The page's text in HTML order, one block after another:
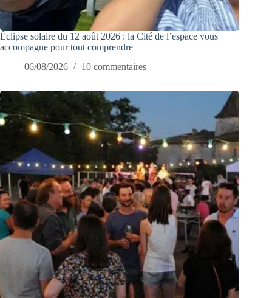
Éclipse solaire du 12 août 2026 : la Cité de l’espace vous
accompagne pour tout comprendre
06/08/2026
10 commentaires